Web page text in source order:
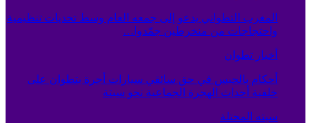
المغرب التطواني يدعو إلى جمعه العام وسط تحديات تنظيمية
واحتجاجات من منخرطين جمّدوا…
أخبار تطوان
أحكام بالحبس في حق سائقي سيارات أجرة بتطوان على
خلفية أحداث الهجرة الجماعية نحو سبتة
سبته المحتلة